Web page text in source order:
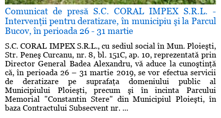
Comunicat de presă S.C. CORAL IMPEX S.R.L. -
Intervenţii pentru deratizare, în municipiu şi la Parcul
Bucov, în perioada 26 - 31 martie
S.C. CORAL IMPEX S.R.L., cu sediul social în Mun. Ploieşti,
Str. Peneş Curcanu, nr. 8, bl. 151C, ap. 10, reprezentată prin
Director General Badea Alexandru, vă aduce la cunoştinţă
că, în perioada 26 – 31 martie 2019, se vor efectua servicii
de deratizare pe suprafaţa domeniului public al
Municipiului Ploieşti, precum şi în incinta Parcului
Memorial "Constantin Stere" din Municipiul Ploieşti, în
baza Contractului Subsecvent nr. ...